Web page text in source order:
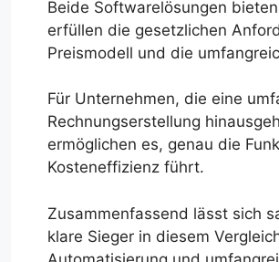
Beide Softwarelösungen
erfüllen die gesetzlichen
Preismodell und die
Für Unternehmen, die eine
Rechnungserstellung
ermöglichen es, genau die
Kosteneffizienz führt.
Zusammenfassend lässt sich
klare Sieger in diesem